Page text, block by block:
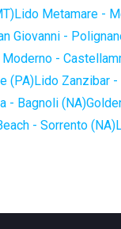
Lido Metamare -
Giovanni -
-
(PA)Lido Zanzibar
- Bagnoli (NA)
- Sorrento (NA)